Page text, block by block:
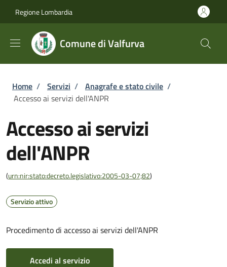
Regione Lombardia
Comune di Valfurva
Briciole di pane
Home / Servizi / Anagrafe e stato civile /
Accesso ai servizi dell'ANPR
Accesso ai servizi
dell'ANPR
(urn:nir:stato:decreto.legislativo:2005-03-07;82)
Servizio attivo
Procedimento di accesso ai servizi dell'ANPR
Accedi al servizio